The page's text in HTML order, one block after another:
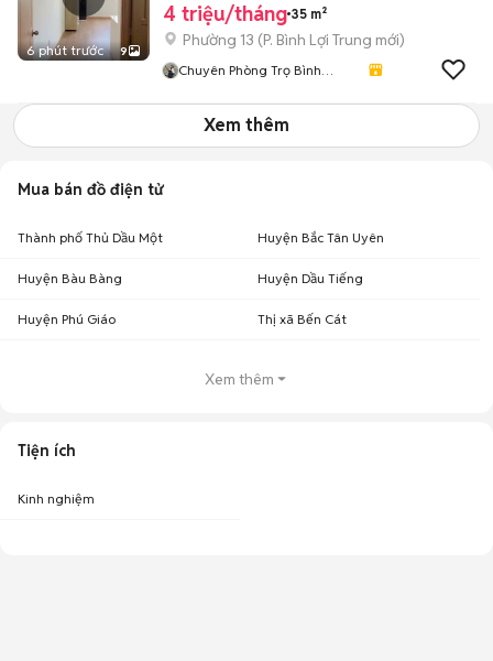
6 phút trước 9
4 triệu/tháng 35 m²
Phường 13 (P. Bình Lợi Trung mới)
Chuyên Phòng Trọ Bình
Xem thêm
Mua bán đồ điện tử
Thành phố Thủ Dầu Một Huyện Bắc Tân Uyên
Huyện Bàu Bàng Huyện Dầu Tiếng
Huyện Phú Giáo Thị xã Bến Cát
Xem thêm
Tiện ích
Kinh nghiệm